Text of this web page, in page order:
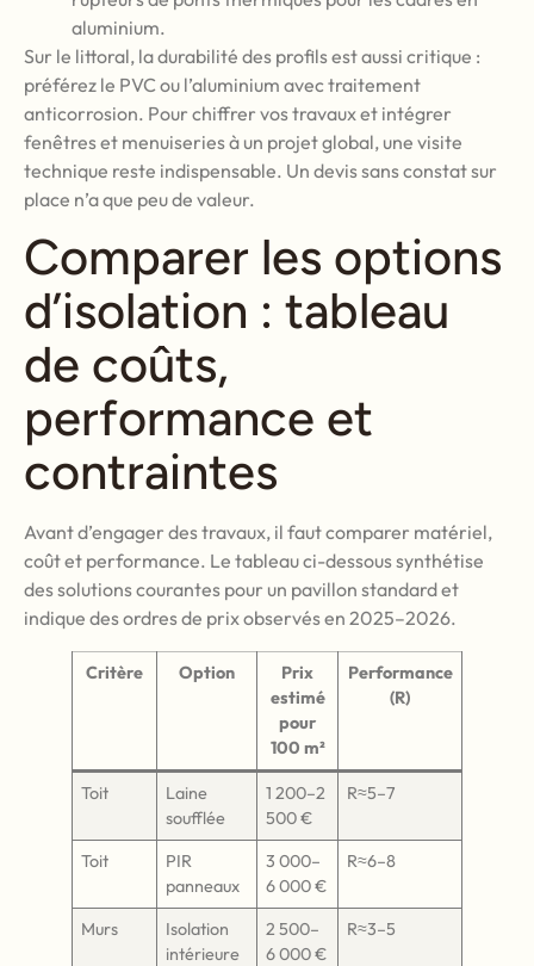
aluminium.
Sur le littoral, la durabilité des profils est aussi critique :
préférez le PVC ou l’aluminium avec traitement
anticorrosion. Pour chiffrer vos travaux et intégrer
fenêtres et menuiseries à un projet global, une visite
technique reste indispensable. Un devis sans constat sur
place n’a que peu de valeur.
Comparer les options
d’isolation : tableau
de coûts,
performance et
contraintes
Avant d’engager des travaux, il faut comparer matériel,
coût et performance. Le tableau ci-dessous synthétise
des solutions courantes pour un pavillon standard et
indique des ordres de prix observés en 2025–2026.
Critère Option
Prix
estimé
pour
100 m²
Performance
(R)
Toit
Laine
soufflée
1 200–2
500 €
R≈5–7
Toit
PIR
panneaux
3 000–
6 000 €
R≈6–8
Murs
Isolation
intérieure
2 500–
6 000 €
R≈3–5